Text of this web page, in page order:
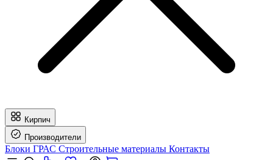
Кирпич
Производители
Блоки ГРАС Строительные материалы Контакты